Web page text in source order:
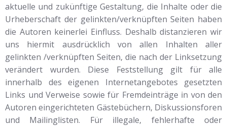
aktuelle und zukünftige Gestaltung, die Inhalte oder die
Urheberschaft der gelinkten/verknüpften Seiten haben
die Autoren keinerlei Einfluss. Deshalb distanzieren wir
uns hiermit ausdrücklich von allen Inhalten aller
gelinkten /verknüpften Seiten, die nach der Linksetzung
verändert wurden. Diese Feststellung gilt für alle
innerhalb des eigenen Internetangebotes gesetzten
Links und Verweise sowie für Fremdeinträge in von den
Autoren eingerichteten Gästebüchern, Diskussionsforen
und Mailinglisten. Für illegale, fehlerhafte oder